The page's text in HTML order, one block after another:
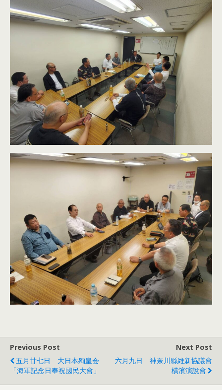
Previous Post
五月廿七日 大日本殉皇会
「海軍記念日奉祝國民大會」
Next Post
六月九日 神奈川縣維新協議會
橫濱演說會